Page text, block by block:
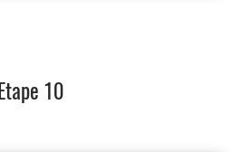
Etape 10